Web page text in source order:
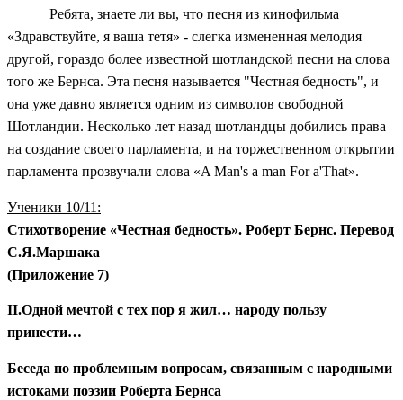
Ребята, знаете ли вы, что песня из кинофильма
«Здравствуйте, я ваша тетя» - слегка измененная мелодия
другой, гораздо более известной шотландской песни на слова
того же Бернса. Эта песня называется "Честная бедность", и
она уже давно является одним из символов свободной
Шотландии. Несколько лет назад шотландцы добились права
на создание своего парламента, и на торжественном открытии
парламента прозвучали слова «A Man's a man For a'That».
Ученики 10/11:
Стихотворение «Честная бедность». Роберт Бернс. Перевод
С.Я.Маршака
(Приложение 7)
II.Одной мечтой с тех пор я жил… народу пользу
принести…
Беседа по проблемным вопросам, связанным с народными
истоками поэзии Роберта Бернса